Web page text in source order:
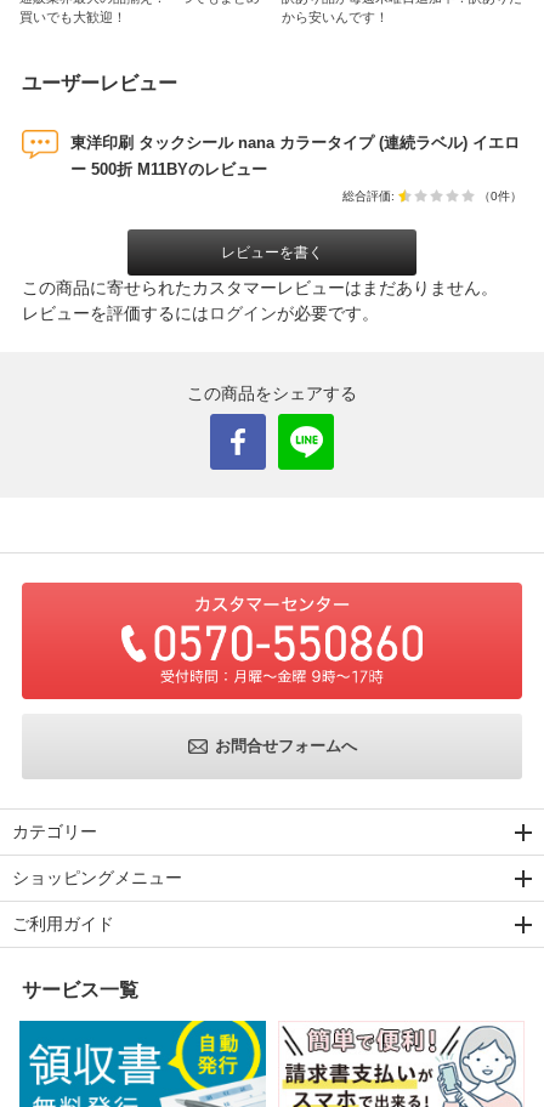
買いでも大歓迎！
から安いんです！
ユーザーレビュー
東洋印刷 タックシール nana カラータイプ (連続ラベル) イエロ
ー 500折 M11BYのレビュー
総合評価: （0件）
レビューを書く
この商品に寄せられたカスタマーレビューはまだありません。
レビューを評価するにはログインが必要です。
この商品をシェアする
お問合せフォームへ
カテゴリー
ショッピングメニュー
ご利用ガイド
サービス一覧